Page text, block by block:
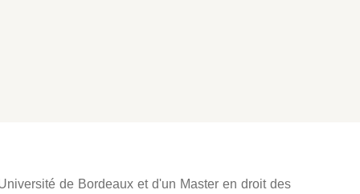
de Bordeaux et d'un Master en droit des